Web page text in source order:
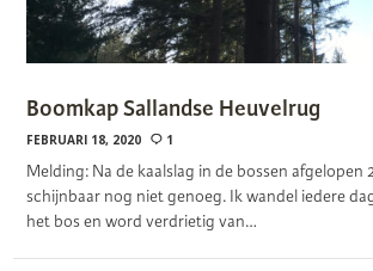
Boomkap Sallandse Heuvelrug
FEBRUARI 18, 2020 1
Melding: Na de kaalslag in de bossen afgelopen
schijnbaar nog niet genoeg. Ik wandel iedere
het bos en word verdrietig van…